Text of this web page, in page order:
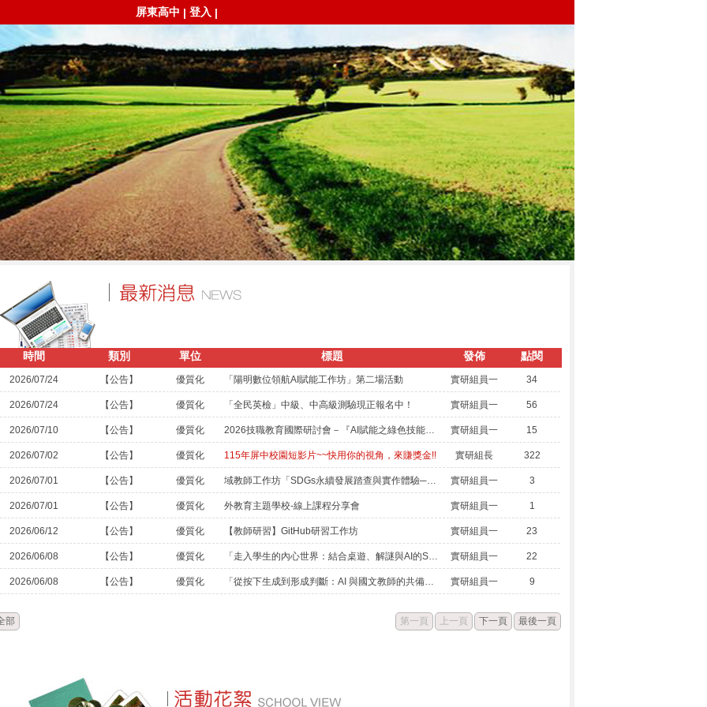
屏東高中 | 登入 |
時間 類別 單位 標題 發佈 點閱
2026/07/24 【公告】 優質化 「陽明數位領航AI賦能工作坊」第二場活動 實研組員一 34
2026/07/24 【公告】 優質化 「全民英檢」中級、中高級測驗現正報名中！ 實研組員一 56
2026/07/10 【公告】 優質化 2026技職教育國際研討會－『AI賦能之綠色技能與情緒韌性人才培育』 實研組員一 15
2026/07/02 【公告】 優質化 115年屏中校園短影片~~快用你的視角，來賺獎金!! 實研組長 322
2026/07/01 【公告】 優質化 域教師工作坊「SDGs永續發展踏查與實作體驗─原客交織的永續篇章」 實研組員一 3
2026/07/01 【公告】 優質化 外教育主題學校-線上課程分享會 實研組員一 1
2026/06/12 【公告】 優質化 【教師研習】GitHub研習工作坊 實研組員一 23
2026/06/08 【公告】 優質化 「走入學生的內心世界：結合桌遊、解謎與AI的SEL英文教案分享」教師研習 實研組員一 22
2026/06/08 【公告】 優質化 「從按下生成到形成判斷：AI 與國文教師的共備實作—備課、寫作教學與專題指導的流程示範」教師研習 實研組員一 9
部 第一頁 上一頁 下一頁 最後一頁